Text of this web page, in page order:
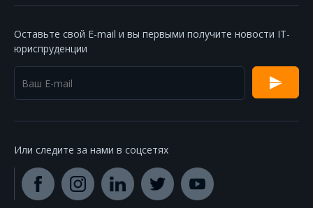
Оставьте свой E-mail и вы первыми получите новости IT-
юриспруденции
Или следите за нами в соцсетях